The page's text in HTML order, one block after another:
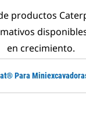
productos
en crecimiento.
Para